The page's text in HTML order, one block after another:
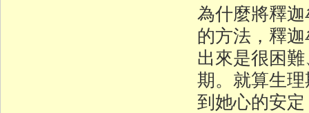
為什麼將釋
的方法，釋
出來是很困
期。就算生
到她心的安